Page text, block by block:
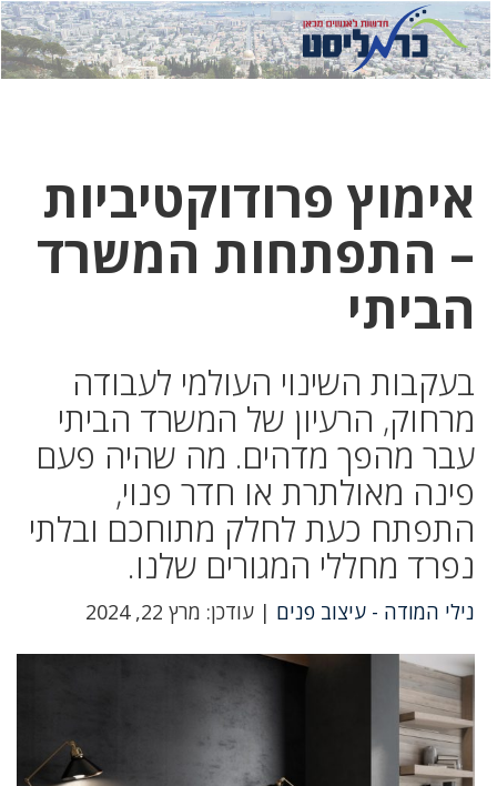
לחץ
כאן
לחץ
כדי
אימוץ פרודוקטיביות
– התפתחות המשרד
הביתי
בעקבות השינוי העולמי לעבודה
מרחוק, הרעיון של המשרד הביתי
עבר מהפך מדהים. מה שהיה פעם
פינה מאולתרת או חדר פנוי,
התפתח כעת לחלק מתוחכם ובלתי
נפרד מחללי המגורים שלנו.
נילי המודה - עיצוב פנים | עודכן: מרץ 22, 2024